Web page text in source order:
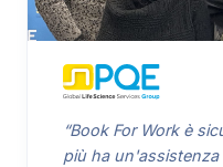
“Book For Work è
più ha